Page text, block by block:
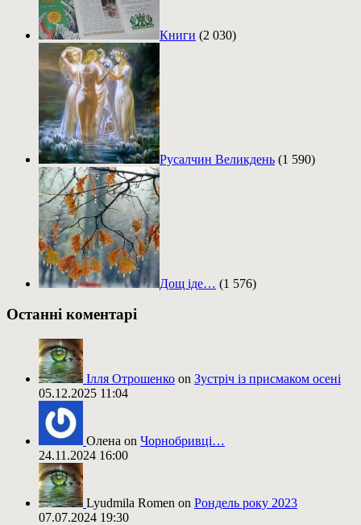
Книги (2 030)
Русалчин Великдень (1 590)
Дощ іде… (1 576)
Останні коментарі
Ілля Отрошенко on Зустріч із присмаком осені
05.12.2025 11:04
Олена on Чорнобривці…
24.11.2024 16:00
Lyudmila Romen on Рондель року 2023
07.07.2024 19:30